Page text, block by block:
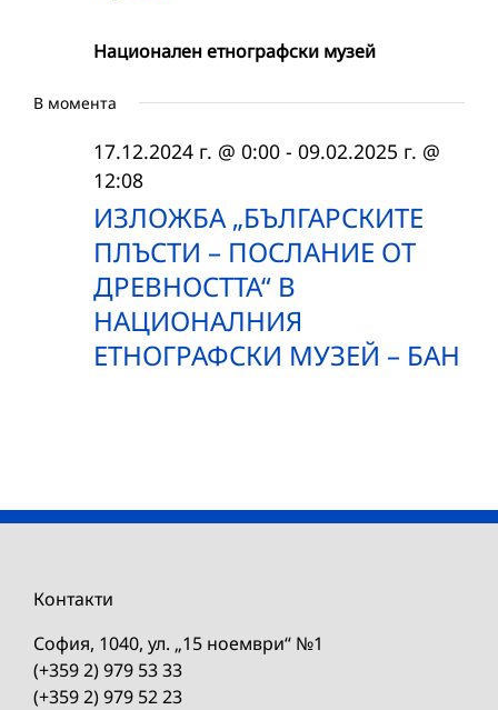
Национален етнографски музей
В момента
ИЗЛОЖБА „БЪЛГАРСКИТЕ
ПЛЪСТИ – ПОСЛАНИЕ ОТ
ДРЕВНОСТТА“ В
НАЦИОНАЛНИЯ
ЕТНОГРАФСКИ МУЗЕЙ – БАН
17.12.2024 г. @ 0:00 - 09.02.2025 г. @
12:08
Контакти
София, 1040, ул. „15 ноември“ №1
(+359 2) 979 53 33
(+359 2) 979 52 23